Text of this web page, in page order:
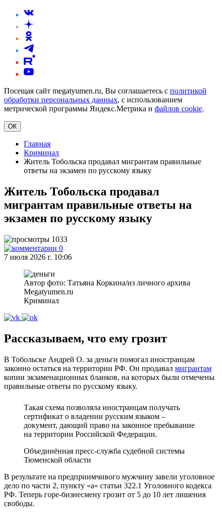
Посещая сайт megatyumen.ru, Вы соглашаетесь с политикой
обработки персональных данных, с использованием
метрической программы Яндекс.Метрика и файлов cookie.
ОК
Главная
Криминал
Житель Тобольска продавал мигрантам правильные
ответы на экзамен по русскому языку
Житель Тобольска продавал
мигрантам правильные ответы на
экзамен по русскому языку
1033
0
7 июля 2026 г. 10:06
Автор фото: Татьяна Коркина/из личного архива
Megatyumen.ru
Криминал
Рассказываем, что ему грозит
В Тобольске Андрей О. за деньги помогал иностранцам
законно остаться на территории РФ. Он продавал мигрантам
копии экзаменационных бланков, на которых были отмечены
правильные ответы по русскому языку.
Такая схема позволяла иностранцам получать
сертификат о владении русским языком –
документ, дающий право на законное пребывание
на территории Российской Федерации.
Объединённая пресс‑служба судебной системы
Тюменской области
В результате на предприимчивого мужчину завели уголовное
дело по части 2, пункту «а» статьи 322.1 Уголовного кодекса
РФ. Теперь горе‑бизнесмену грозит от 5 до 10 лет лишения
свободы.